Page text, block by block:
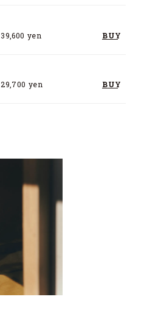
39,600 yen BUY
29,700 yen BUY